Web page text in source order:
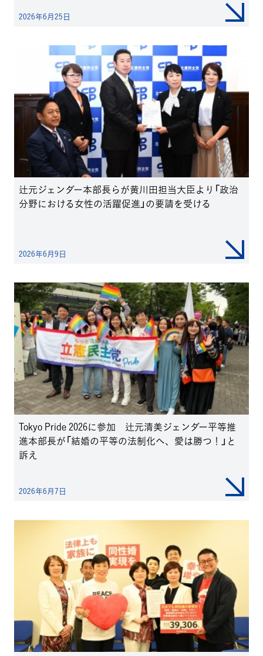
2026年6月25日
辻元ジェンダー本部長らが黄川田担当大臣より「政治
分野における女性の活躍促進」の要請を受ける
2026年6月9日
Tokyo Pride 2026に参加 辻元清美ジェンダー平等推
進本部長が「結婚の平等の法制化へ、愛は勝つ！」と
訴え
2026年6月7日